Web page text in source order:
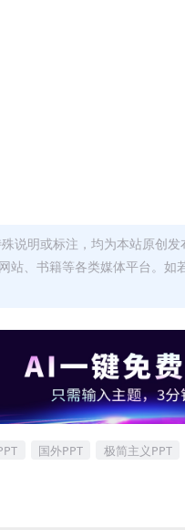
说明或标注，均为本站原创
站、书籍等各类媒体平台。
国外PPT 极简主义PPT